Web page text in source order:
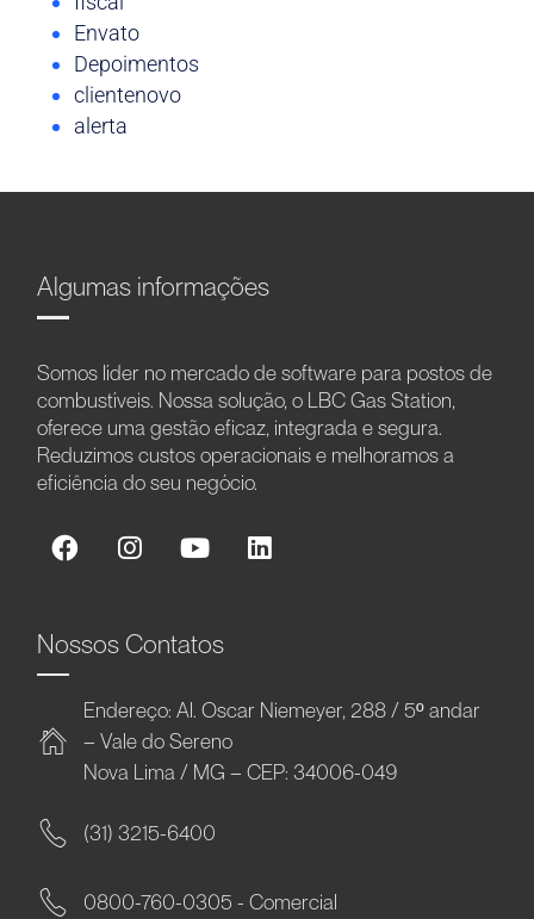
Envato
Depoimentos
clientenovo
alerta
Algumas informações
Somos líder no mercado de software para postos de
combustíveis. Nossa solução, o LBC Gas Station,
oferece uma gestão eficaz, integrada e segura.
Reduzimos custos operacionais e melhoramos a
eficiência do seu negócio.
Nossos Contatos
Endereço: Al. Oscar Niemeyer, 288 / 5º andar
– Vale do Sereno
Nova Lima / MG – CEP: 34006-049
(31) 3215-6400
0800-760-0305 - Comercial